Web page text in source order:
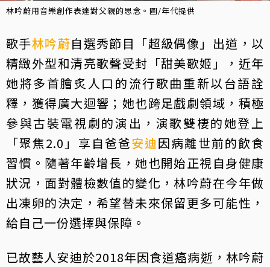
林吟蔚用音樂創作表達對父親的思念。圖/年代提供
歌手林吟蔚自選秀節目「超級偶像」出道，以
精緻外型和清亮歌聲受封「甜美歌姬」，近年
她將多首膾炙人口的流行歌曲重新以台語詮
釋，獲得廣大迴響；她也跨足戲劇領域，積極
參與古裝電視劇的演出，演歌雙棲的她登上
「聚焦2.0」享自爸爸安迪因病離世前的飲食
習慣。隨著年齡增長，她也開始正視自身健康
狀況，面對體檢數值的變化，林吟蔚在今年做
出凍卵的決定，希望替未來保留更多可能性，
給自己一份選擇與保障。
已故藝人安迪於2018年因食道癌病逝，林吟蔚